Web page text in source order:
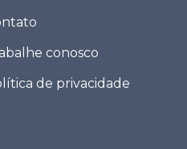
conosco
de privacidade